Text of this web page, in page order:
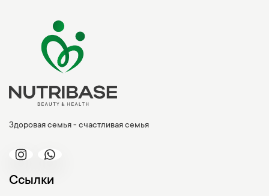
Здоровая семья - счастливая семья
Ссылки